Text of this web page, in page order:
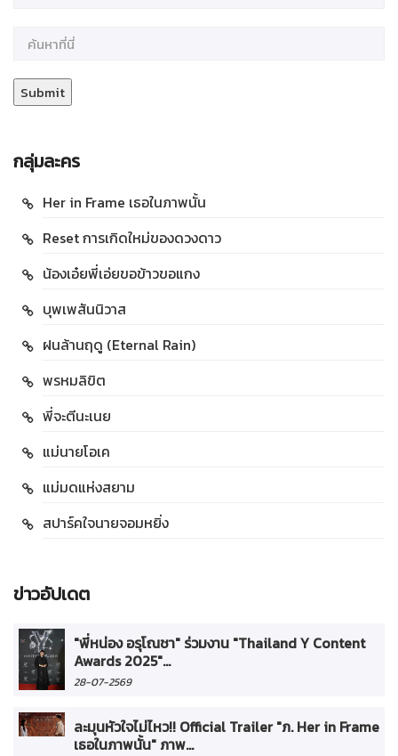
กลุ่มละคร
Her in Frame เธอในภาพนั้น
Reset การเกิดใหม่ของดวงดาว
น้องเอ๋ยพี่เอ่ยขอข้าวขอแกง
บุพเพสันนิวาส
ฝนล้านฤดู (Eternal Rain)
พรหมลิขิต
พี่จะตีนะเนย
แม่นายโอเค
แม่มดแห่งสยาม
สปาร์คใจนายจอมหยิ่ง
ข่าวอัปเดต
"พี่หน่อง อรุโณชา" ร่วมงาน "Thailand Y Content
Awards 2025"...
28-07-2569
ละมุนหัวใจไม่ไหว!! Official Trailer "ภ. Her in Frame
เธอในภาพนั้น" ภาพ...